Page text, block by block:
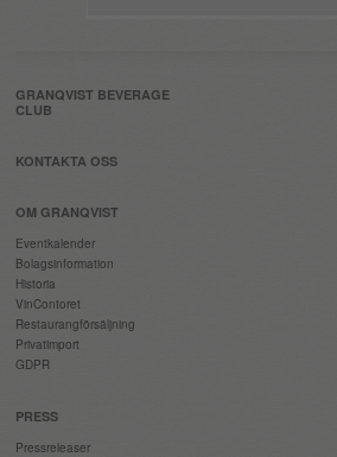
GRANQVIST BEVERAGE
CLUB
KONTAKTA OSS
OM GRANQVIST
Eventkalender
Bolagsinformation
Historia
VinContoret
Restaurangförsäljning
Privatimport
GDPR
PRESS
Pressreleaser